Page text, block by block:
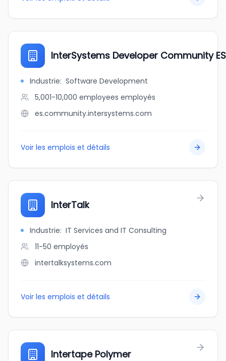
InterSystems Developer Community ES
Industrie: Software Development
5,001-10,000 employees employés
es.community.intersystems.com
Voir les emplois et détails
InterTalk
Industrie: IT Services and IT Consulting
11-50 employés
intertalksystems.com
Voir les emplois et détails
Intertape Polymer